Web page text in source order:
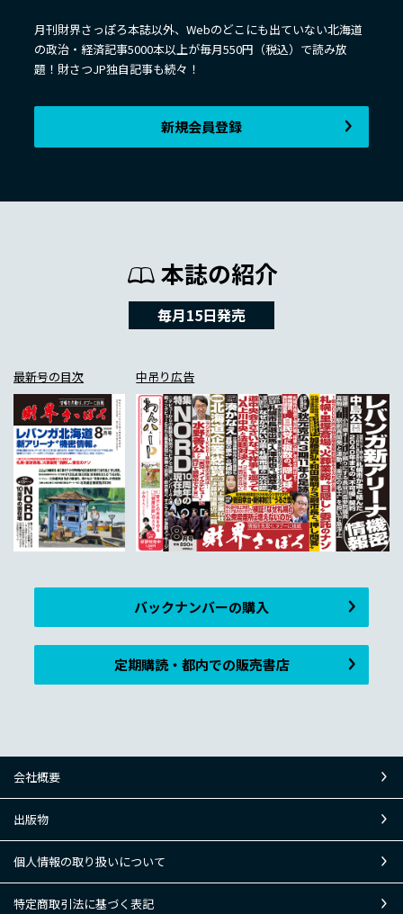
月刊財界さっぽろ本誌以外、Webのどこにも出ていない北海道
の政治・経済記事5000本以上が毎月550円（税込）で読み放
題！財さつJP独自記事も続々！
新規会員登録
本誌の紹介
毎月15日発売
最新号の目次 中吊り広告
バックナンバーの購入
定期購読・都内での販売書店
会社概要
出版物
個人情報の取り扱いについて
特定商取引法に基づく表記